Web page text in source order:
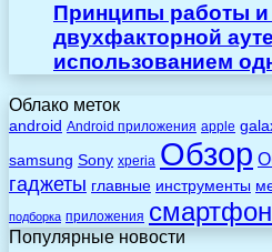
Принципы работы
двухфакторной
использованием
Облако меток
android Android приложения apple
samsung Sony xperia Обзор
гаджеты главные инструменты
подборка приложения
Популярные новости